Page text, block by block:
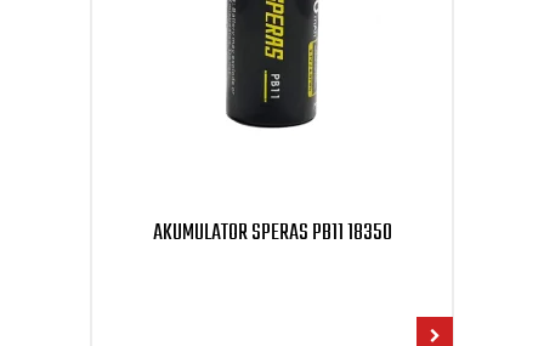
AKUMULATOR SPERAS PB11 18350